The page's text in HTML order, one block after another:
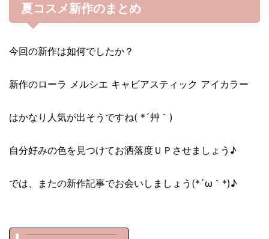
夏コスメ新作のまとめ
今回の新作は如何でしたか？
新作のローラ メルシエ キャビアスティック アイカラー
はかなり人気が出そうですね( *´艸｀)
自分好みの色を見つけてお洒落度ＵＰさせましょう♪
では、またの新作記事でお会いしましょう(*´ω｀*)♪